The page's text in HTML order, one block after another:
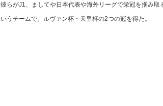
彼らがJ1、ましてや日本代表や海外リーグで栄冠を掴み
いうチームで。ルヴァン杯・天皇杯の2つの冠を得た。